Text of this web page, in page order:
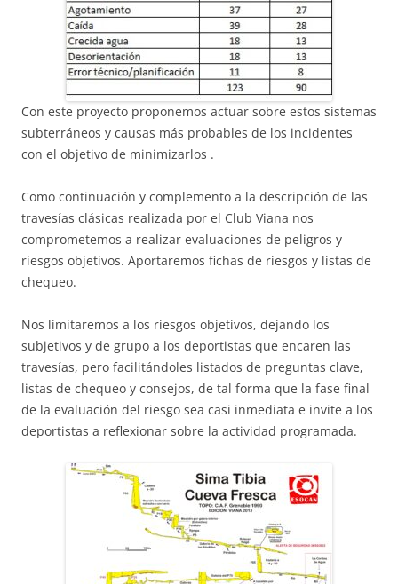
Con este proyecto proponemos actuar sobre estos sistemas
subterráneos y causas más probables de los incidentes
con el objetivo de minimizarlos .
Como continuación y complemento a la descripción de las
travesías clásicas realizada por el Club Viana nos
comprometemos a realizar evaluaciones de peligros y
riesgos objetivos. Aportaremos fichas de riesgos y listas de
chequeo.
Nos limitaremos a los riesgos objetivos, dejando los
subjetivos y de grupo a los deportistas que encaren las
travesías, pero facilitándoles listados de preguntas clave,
listas de chequeo y consejos, de tal forma que la fase final
de la evaluación del riesgo sea casi inmediata e invite a los
deportistas a reflexionar sobre la actividad programada.